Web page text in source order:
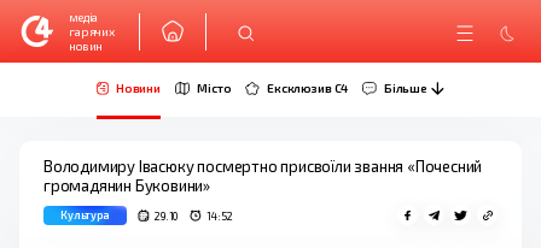
медіа
гарячих
новин
Новини Місто Ексклюзив C4 Більше
Володимиру Івасюку посмертно присвоїли звання «Почесний
громадянин Буковини»
Культура 29.10 14:52